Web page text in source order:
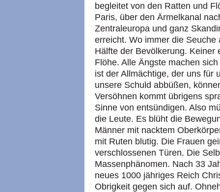
begleitet von den Ratten und
Paris, über den Ärmelkanal
Zentraleuropa und ganz
erreicht. Wo immer die
Hälfte der Bevölkerung. Keiner
Flöhe. Alle Ängste machen
ist der Allmächtige, der uns für
unsere Schuld abbüßen,
Versöhnen kommt übrigens
Sinne von entsündigen. Also
die Leute. Es blüht die
Männer mit nacktem
mit Ruten blutig. Die Frauen
verschlossenen Türen. Die
Massenphänomen. Nach 33
neues 1000 jähriges Reich
Obrigkeit gegen sich auf.